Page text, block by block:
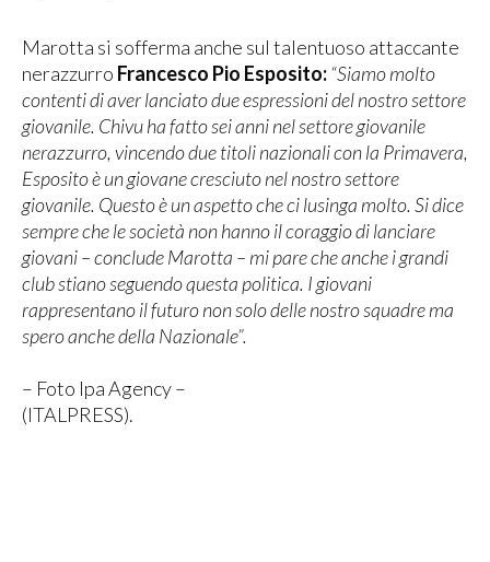
Marotta si sofferma anche sul talentuoso attaccante
nerazzurro Francesco Pio Esposito:“Siamo molto
contenti di aver lanciato due espressioni del nostro settore
giovanile. Chivu ha fatto sei anni nel settore giovanile
nerazzurro, vincendo due titoli nazionali con la Primavera,
Esposito è un giovane cresciuto nel nostro settore
giovanile. Questo è un aspetto che ci lusinga molto. Si dice
sempre che le società non hanno il coraggio di lanciare
giovani – conclude Marotta – mi pare che anche i grandi
club stiano seguendo questa politica. I giovani
rappresentano il futuro non solo delle nostro squadre ma
spero anche della Nazionale”.
– Foto Ipa Agency –
(ITALPRESS).